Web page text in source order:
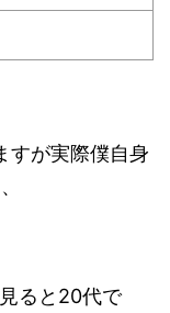
すが実際僕自身
ると20代で